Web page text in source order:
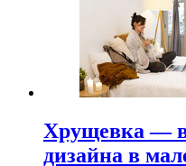
Хрущевка —
дизайна в